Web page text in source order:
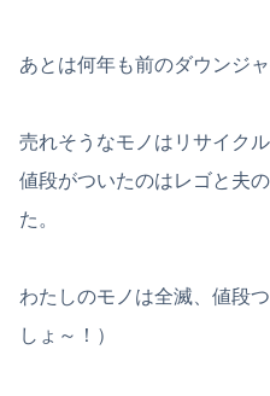
あとは何年も前のダウンジャ
売れそうなモノはリサイク
値段がついたのはレゴと夫
た。
わたしのモノは全滅、値段
しょ～！）